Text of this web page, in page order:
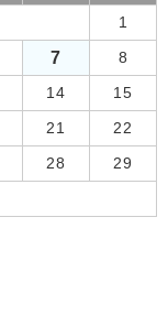
1
7 8
14 15
21 22
28 29